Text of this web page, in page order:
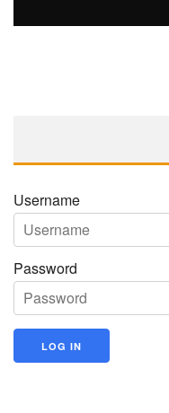
Username
Password